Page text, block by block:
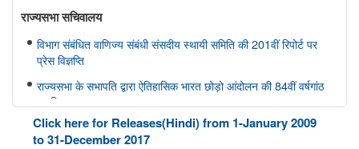
राज्यसभा सचिवालय
विभाग संबंधित वाणिज्य संबंधी संसदीय स्थायी समिति की 201वीं रिपोर्ट पर
प्रेस विज्ञप्ति
राज्यसभा के सभापति द्वारा ऐतिहासिक भारत छोड़ो आंदोलन की 84वीं वर्षगांठ
पर दिए गए भाषण का मूल पाठ
आयुष
Click here for Releases(Hindi) from 1-January 2009
to 31-December 2017